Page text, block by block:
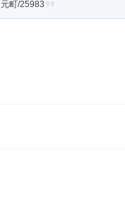
町/25983